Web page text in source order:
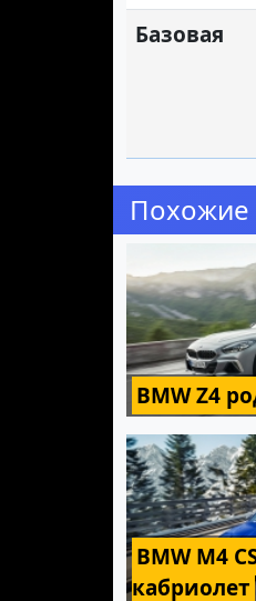
Базовая
Похожие
BMW Z4
BMW M4
кабриолет